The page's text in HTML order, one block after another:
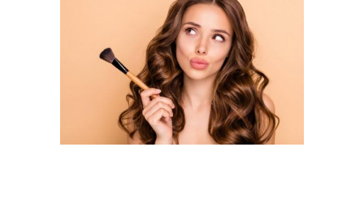
Глаз в россии
Глаз в мире Глаз по редкости